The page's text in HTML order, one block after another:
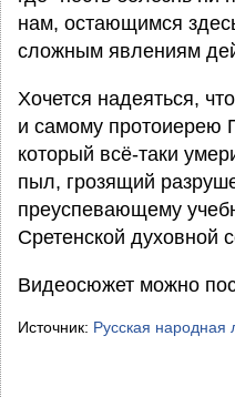
нам, остающимся
сложным явлениям
Хочется надеяться,
и самому протоиерею
который всё-таки
пыл, грозящий
преуспевающему
Сретенской духовной
Видеосюжет можно
Источник: Русская народная